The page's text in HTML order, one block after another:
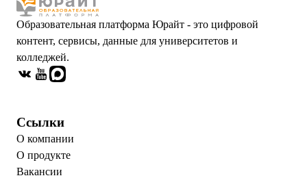
Образовательная платформа Юрайт - это цифровой
контент, сервисы, данные для университетов и
колледжей.
Ссылки
О компании
О продукте
Вакансии